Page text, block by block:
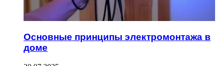
Основные принципы электромонтажа в
доме